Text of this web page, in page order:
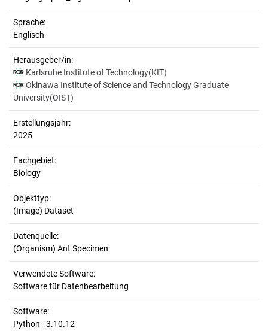
Sprache:
Englisch
Herausgeber/in:
Karlsruhe Institute of Technology(KIT)
Okinawa Institute of Science and Technology Graduate
University(OIST)
Erstellungsjahr:
2025
Fachgebiet:
Biology
Objekttyp:
(Image) Dataset
Datenquelle:
(Organism) Ant Specimen
Verwendete Software:
Software für Datenbearbeitung
Software:
Python - 3.10.12